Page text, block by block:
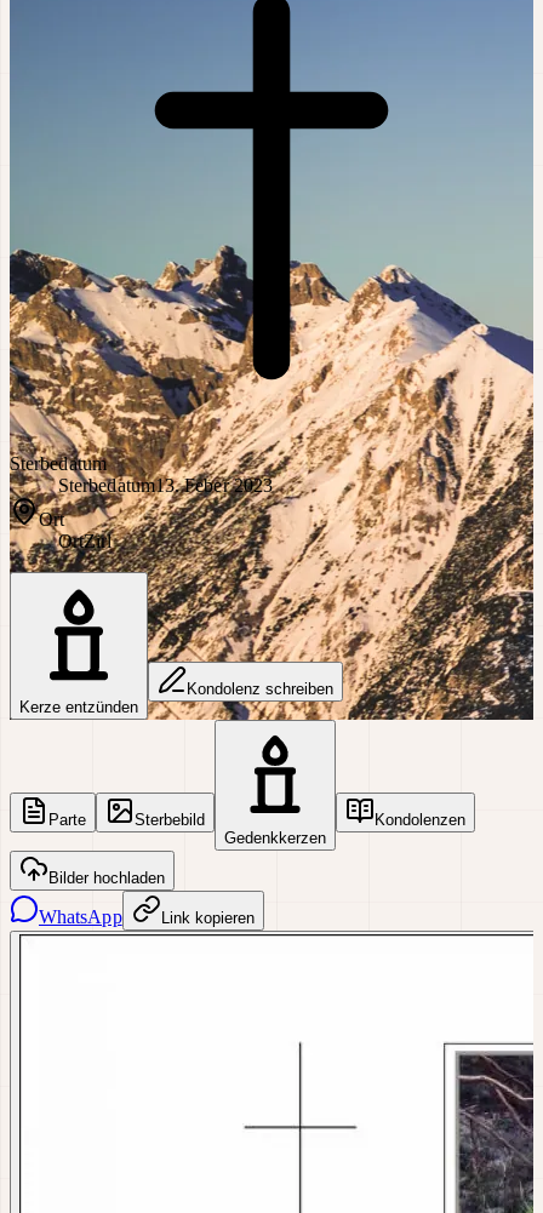
Sterbedatum
Sterbedatum13. Feber 2023
Ort
OrtZirl
Kerze entzünden
Kondolenz schreiben
Parte
Sterbebild
Gedenkkerzen
Kondolenzen
Bilder hochladen
WhatsApp Link kopieren